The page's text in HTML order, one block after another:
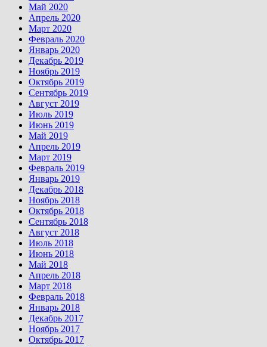
Май 2020
Апрель 2020
Март 2020
Февраль 2020
Январь 2020
Декабрь 2019
Ноябрь 2019
Октябрь 2019
Сентябрь 2019
Август 2019
Июль 2019
Июнь 2019
Май 2019
Апрель 2019
Март 2019
Февраль 2019
Январь 2019
Декабрь 2018
Ноябрь 2018
Октябрь 2018
Сентябрь 2018
Август 2018
Июль 2018
Июнь 2018
Май 2018
Апрель 2018
Март 2018
Февраль 2018
Январь 2018
Декабрь 2017
Ноябрь 2017
Октябрь 2017